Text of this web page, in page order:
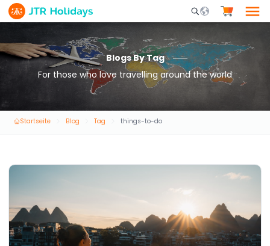
Mobile Search
Blogs By Tag
For those who love travelling around the world
Startseite Blog Tag things-to-do